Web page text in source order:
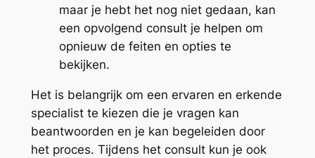
maar je hebt het nog niet gedaan, kan
een opvolgend consult je helpen om
opnieuw de feiten en opties te
bekijken.
Het is belangrijk om een ervaren en erkende
specialist te kiezen die je vragen kan
beantwoorden en je kan begeleiden door
het proces. Tijdens het consult kun je ook